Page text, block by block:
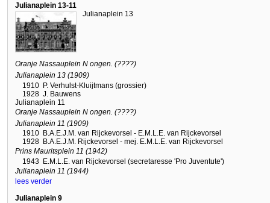
Julianaplein 13-11
Julianaplein 13
Oranje Nassauplein N ongen. (????)
Julianaplein 13 (1909)
1910 P. Verhulst-Kluijtmans (grossier)
1928 J. Bauwens
Julianaplein 11
Oranje Nassauplein N ongen. (????)
Julianaplein 11 (1909)
1910 B.A.E.J.M. van Rijckevorsel - E.M.L.E. van Rijckevorsel
1928 B.A.E.J.M. Rijckevorsel - mej. E.M.L.E. van Rijckevorsel
Prins Mauritsplein 11 (1942)
1943 E.M.L.E. van Rijckevorsel (secretaresse 'Pro Juventute')
Julianaplein 11 (1944)
lees verder
Julianaplein 9